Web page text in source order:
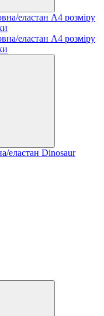
еластан Dinosaur